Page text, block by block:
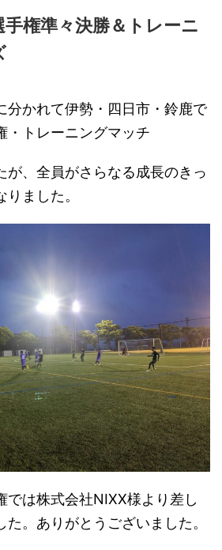
権準々決勝＆トレーニ
分かれて伊勢・四日市・鈴鹿で
・トレーニングマッチ
が、全員がさらなる成長のきっ
ました。
では株式会社NIXX様より差し
た。ありがとうございました。